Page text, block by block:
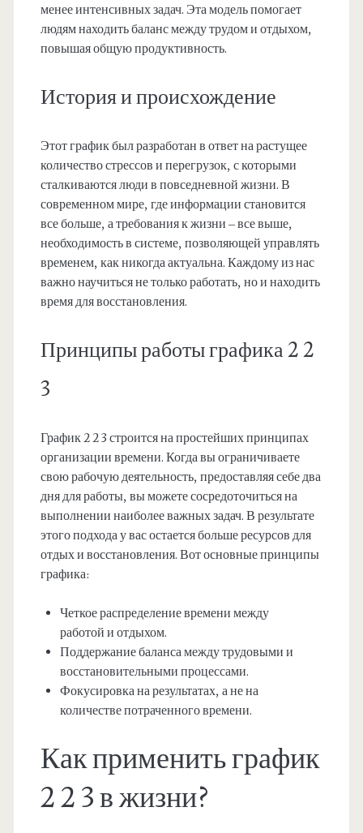
менее интенсивных задач. Эта модель помогает
людям находить баланс между трудом и отдыхом,
повышая общую продуктивность.
История и происхождение
Этот график был разработан в ответ на растущее
количество стрессов и перегрузок, с которыми
сталкиваются люди в повседневной жизни. В
современном мире, где информации становится
все больше, а требования к жизни – все выше,
необходимость в системе, позволяющей управлять
временем, как никогда актуальна. Каждому из нас
важно научиться не только работать, но и находить
время для восстановления.
Принципы работы графика 2 2
3
График 2 2 3 строится на простейших принципах
организации времени. Когда вы ограничиваете
свою рабочую деятельность, предоставляя себе два
дня для работы, вы можете сосредоточиться на
выполнении наиболее важных задач. В результате
этого подхода у вас остается больше ресурсов для
отдых и восстановления. Вот основные принципы
графика:
Четкое распределение времени между
работой и отдыхом.
Поддержание баланса между трудовыми и
восстановительными процессами.
Фокусировка на результатах, а не на
количестве потраченного времени.
Как применить график
2 2 3 в жизни?